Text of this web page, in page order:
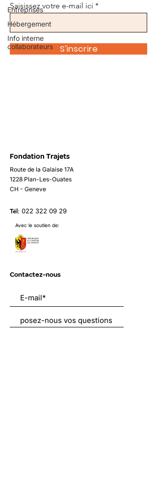
Entreprises
Hébergement
Info interne
collaborateurs
Saisissez votre e-mail ici
S'inscrire
Fondation Trajets
Route de la Galaise 17A
1228 Plan-Les-Ouates
CH - Geneve
Tél: 022 322 09 29
Avec le soutien de:
Contactez-nous